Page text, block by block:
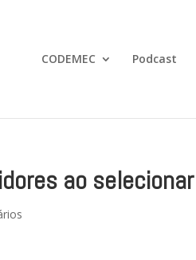
CODEMEC Podcast
ao